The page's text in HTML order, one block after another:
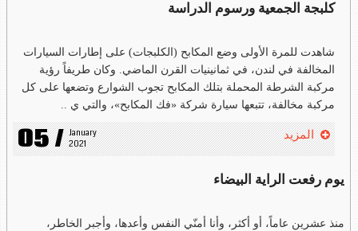
كلبجة الجمعية ورسوم الدراسة
شاهدت للمرة الأولى وضع المكابح (الكلبجات) على إطارات السيارات
المخالفة في لندن، في ثمانينيات القرن الماضي. وكان طريفاً رؤية
مركبة الشرطة المحملة بتلك المكابح تجوب الشوارع وتضعها على كل
مركبة مخالفة، تتبعها سيارة شركة «فك المكابح»، والتي ي ..
05 / January
2021
المزيد
يوم رفعت الراية البيضاء
منذ عشرين عاماً، أو أكثر، وأنا أمنّي النفس وأعدها، وأجبر الخاطر،